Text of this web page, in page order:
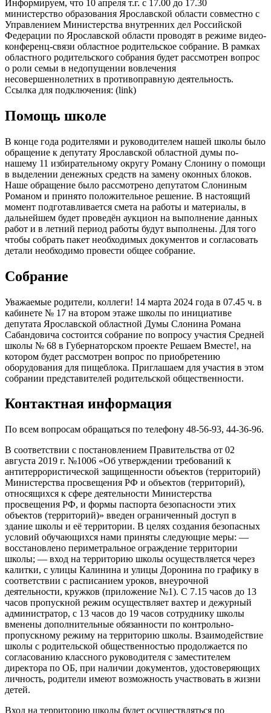
Информируем, что 10 апреля т.г. с 17.00 до 17.30
министерство образования Ярославской области совместно с
Управлением Министерства внутренних дел Российской
Федерации по Ярославской области проводят в режиме видео-
конференц-связи областное родительское собрание. В рамках
областного родительского собрания будет рассмотрен вопрос
о роли семьи в недопущении вовлечения
несовершеннолетних в противоправную деятельность.
Ссылка для подключения: (link)
Помощь школе
В конце года родителями и руководителем нашей школы было
обращение к депутату Ярославской областной думы по-
нашему 11 избирательному округу Роману Слонину о помощи
в выделении денежных средств на замену оконных блоков.
Наше обращение было рассмотрено депутатом Слониным
Романом и принято положительное решение. В настоящий
момент подготавливается смета на работы и материалы, в
дальнейшем будет проведён аукцион на выполнение данных
работ и в летний период работы будут выполнены. Для того
чтобы собрать пакет необходимых документов и согласовать
детали необходимо провести общее собрание.
Собрание
Уважаемые родители, коллеги! 14 марта 2024 года в 07.45 ч. в
кабинете № 17 на втором этаже школы по инициативе
депутата Ярославской областной Думы Слонина Романа
Сабандовича состоится собрание по вопросу участия Средней
школы № 68 в Губернаторском проекте Решаем Вместе!, на
котором будет рассмотрен вопрос по приобретению
оборудования для пищеблока. Приглашаем для участия в этом
собрании представителей родительской общественности.
Контактная информация
По всем вопросам обращаться по телефону 48-56-93, 44-36-96.
В соответствии с постановлением Правительства от 02
августа 2019 г. №1006 «Об утверждении требований к
антитеррористической защищенности объектов (территорий)
Министерства просвещения РФ и объектов (территорий),
относящихся к сфере деятельности Министерства
просвещения РФ, и формы паспорта безопасности этих
объектов (территорий)» введен ограниченный доступ в
здание школы и её территории. В целях создания безопасных
условий обучающихся нами приняты следующие меры: —
восстановлено периметральное ограждение территории
школы; — вход на территорию школы осуществляется через
калитки, с улицы Калинина и улицы Доронина по графику в
соответствии с расписанием уроков, внеурочной
деятельности, кружков (приложение №1). С 7.15 часов до 13
часов пропускной режим осуществляет вахтер и дежурный
администратор, с 13 часов до 19 часов сотруднику школы
вменены дополнительные обязанности по контрольно-
пропускному режиму на территорию школы. Взаимодействие
школы с родительской общественностью продолжается по
согласованию классного руководителя с заместителем
директора по ОБ, при наличии документов, удостоверяющих
личность, родители имеют возможность участвовать в жизни
детей.
Вход на территорию школы будет осуществляться по